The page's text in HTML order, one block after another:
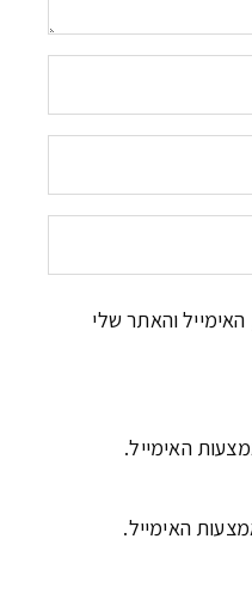
והאתר שלי
האימייל.
האימייל.